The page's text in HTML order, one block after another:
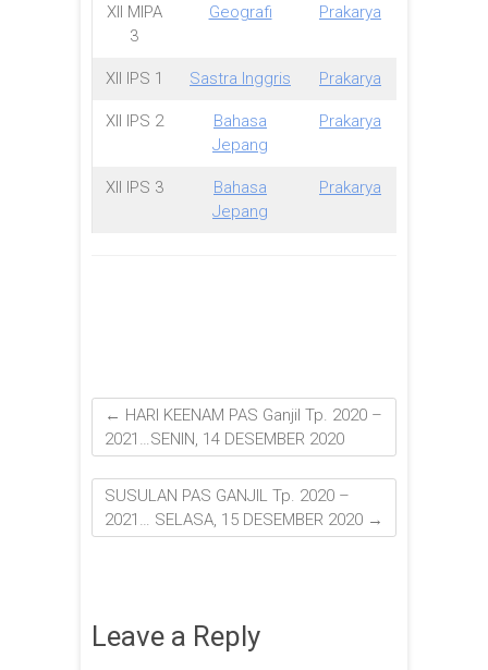
XII MIPA
3
Geografi Prakarya
XII IPS 1 Sastra Inggris Prakarya
XII IPS 2
Bahasa
Jepang
Prakarya
XII IPS 3
Bahasa
Jepang
Prakarya
← HARI KEENAM PAS Ganjil Tp. 2020 –
2021…SENIN, 14 DESEMBER 2020
SUSULAN PAS GANJIL Tp. 2020 –
2021… SELASA, 15 DESEMBER 2020 →
Leave a Reply